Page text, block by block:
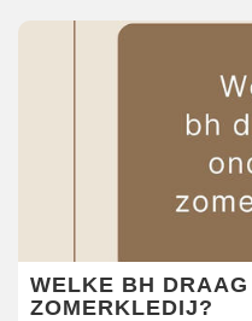
WELKE BH
ZOMERKLEDIJ?